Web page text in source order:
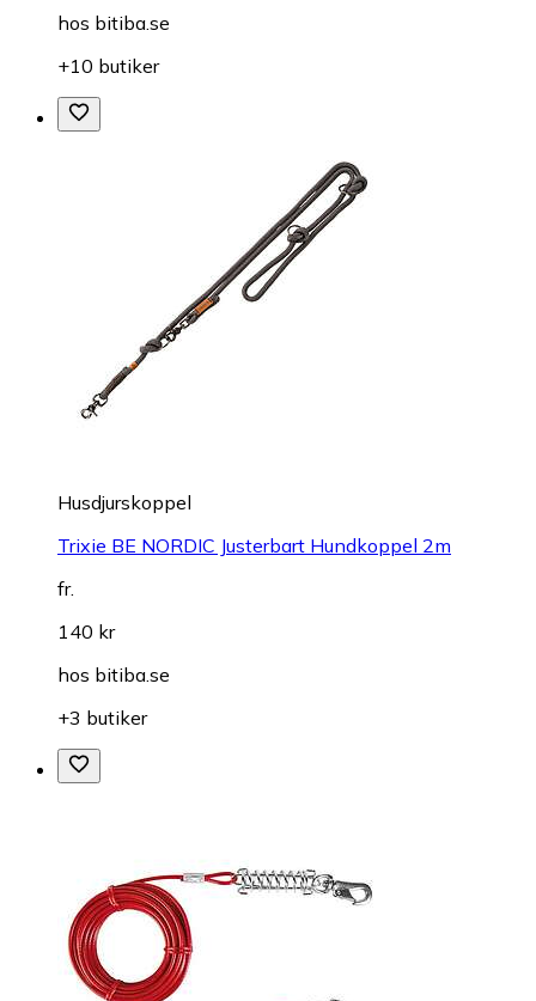
hos bitiba.se
+10 butiker
Husdjurskoppel
Trixie BE NORDIC Justerbart Hundkoppel 2m
fr.
140 kr
hos bitiba.se
+3 butiker